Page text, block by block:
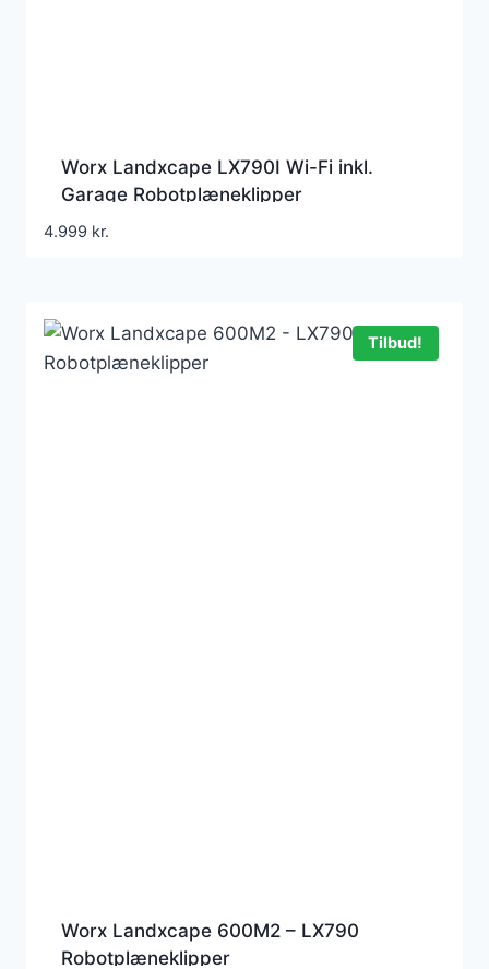
Worx Landxcape LX790I Wi-Fi inkl.
Garage Robotplæneklipper
4.999 kr.
Tilbud!
Worx Landxcape 600M2 – LX790
Robotplæneklipper